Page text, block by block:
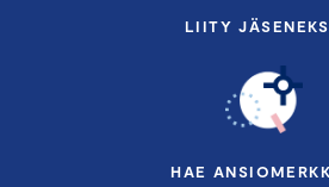
LIITY
HAE